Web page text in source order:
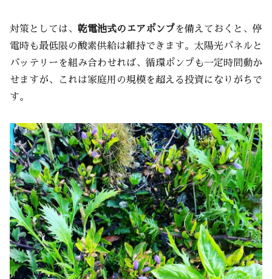
対策としては、 乾電池式のエアポンプ を備えておくと、停
電時も最低限の酸素供給は維持できます。太陽光パネルと
バッテリーを組み合わせれば、循環ポンプも一定時間動か
せますが、これは家庭用の規模を超える投資になりがちで
す。